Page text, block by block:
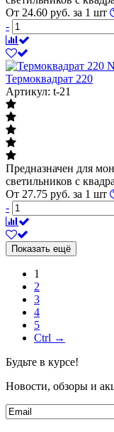
От 24.60 руб. за 1 шт
-
Термоквадрат 220
Артикул: t-21
Предназначен для
светильников с
От 27.75 руб. за 1 шт
-
Показать ещё
1
2
3
4
5
Ctrl →
Будьте в курсе!
Новости, обзоры и